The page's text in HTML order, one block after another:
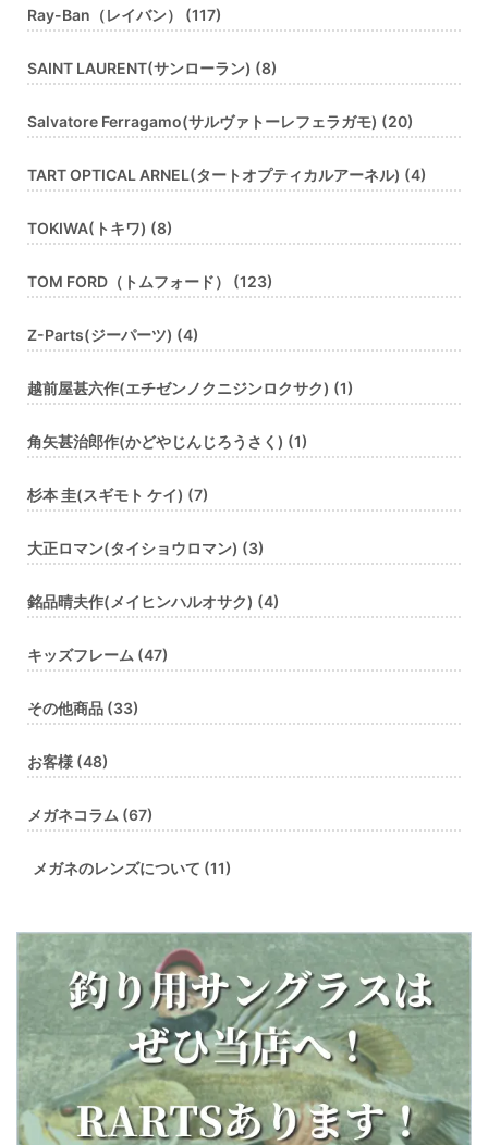
Ray-Ban（レイバン） (117)
SAINT LAURENT(サンローラン) (8)
Salvatore Ferragamo(サルヴァトーレフェラガモ) (20)
TART OPTICAL ARNEL(タートオプティカルアーネル) (4)
TOKIWA(トキワ) (8)
TOM FORD（トムフォード） (123)
Z-Parts(ジーパーツ) (4)
越前屋甚六作(エチゼンノクニジンロクサク) (1)
角矢甚治郎作(かどやじんじろうさく) (1)
杉本 圭(スギモト ケイ) (7)
大正ロマン(タイショウロマン) (3)
銘品晴夫作(メイヒンハルオサク) (4)
キッズフレーム (47)
その他商品 (33)
お客様 (48)
メガネコラム (67)
メガネのレンズについて (11)